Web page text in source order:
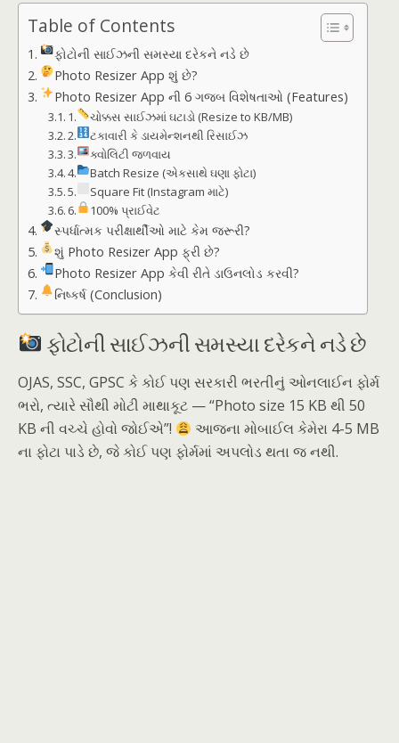
Table of Contents
ફોટોની સાઈઝની સમસ્યા દરેકને નડે છે
Photo Resizer App શું છે?
Photo Resizer App ની 6 ગજબ વિશેષતાઓ (Features)
1.
ચોક્કસ સાઈઝમાં ઘટાડો (Resize to KB/MB)
2.
ટકાવારી કે ડાયમેન્શનથી રિસાઈઝ
3.
ક્વોલિટી જળવાય
4.
Batch Resize (એકસાથે ઘણા ફોટા)
5.
Square Fit (Instagram માટે)
6.
100% પ્રાઈવેટ
સ્પર્ધાત્મક પરીક્ષાર્થીઓ માટે કેમ જરૂરી?
શું Photo Resizer App ફ્રી છે?
Photo Resizer App કેવી રીતે ડાઉનલોડ કરવી?
નિષ્કર્ષ (Conclusion)
ફોટોની સાઈઝની સમસ્યા દરેકને નડે છે
OJAS, SSC, GPSC કે કોઈ પણ સરકારી ભરતીનું ઓનલાઈન ફોર્મ
ભરો, ત્યારે સૌથી મોટી માથાકૂટ — “Photo size 15 KB થી 50
KB ની વચ્ચે હોવો જોઈએ”!
આજના મોબાઈલ કેમેરા 4-5 MB
ના ફોટા પાડે છે, જે કોઈ પણ ફોર્મમાં અપલોડ થતા જ નથી.